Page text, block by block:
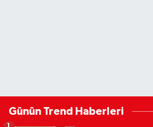
Günün Trend Haberleri